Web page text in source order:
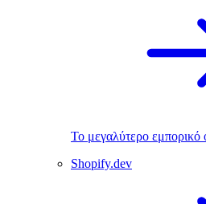
Το μεγαλύτερο εμπορικό
Shopify.dev